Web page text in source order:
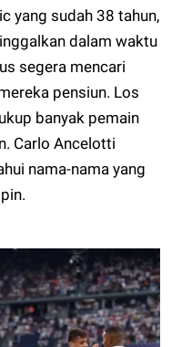
yang sudah 38 tahun,
dalam waktu
segera mencari
pensiun. Los
banyak pemain
Carlo Ancelotti
nama-nama yang